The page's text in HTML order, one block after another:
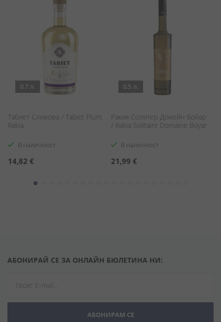
0.7 л.
Табиет Сливова / Tabiet Plum
Rakia
В наличност
14,82 €
0.5 л.
Ракия Солитер Домейн Бойар
/ Rakia Solitaire Domaine Boyar
В наличност
21,99 €
АБОНИРАЙ СЕ ЗА ОНЛАЙН БЮЛЕТИНА НИ:
АБОНИРАМ СЕ